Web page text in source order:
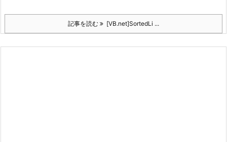
記事を読む [VB.net]SortedLi ...